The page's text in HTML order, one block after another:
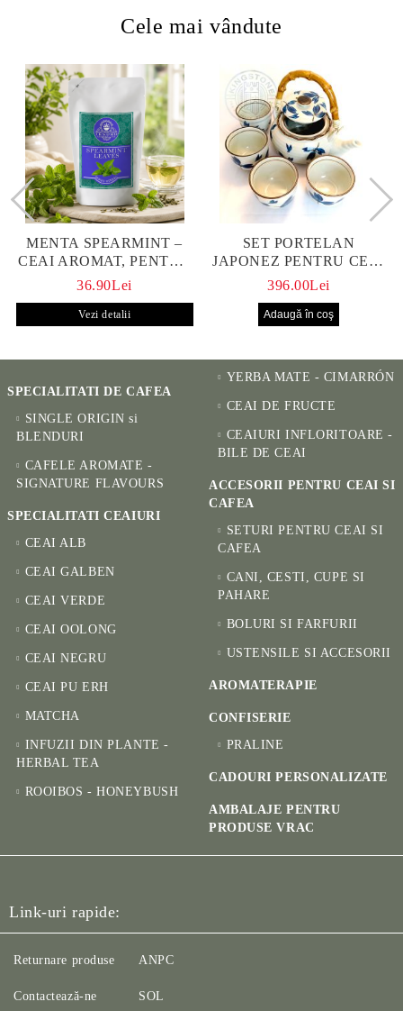
Cele mai vândute
MENTA SPEARMINT –
CEAI AROMAT, PENTRU
CALM ȘI BENEFIC
36.90Lei
Vezi detalii
SET PORTELAN
JAPONEZ PENTRU CEAI
HANAKO, CEAINIC SI 4
396.00Lei
SPECIALITATI DE CAFEA
SINGLE ORIGIN si
BLENDURI
CAFELE AROMATE -
SIGNATURE FLAVOURS
SPECIALITATI CEAIURI
CEAI ALB
CEAI GALBEN
CEAI VERDE
CEAI OOLONG
CEAI NEGRU
CEAI PU ERH
MATCHA
INFUZII DIN PLANTE -
HERBAL TEA
ROOIBOS - HONEYBUSH
YERBA MATE - CIMARRÓN
CEAI DE FRUCTE
CEAIURI INFLORITOARE -
BILE DE CEAI
ACCESORII PENTRU CEAI SI
CAFEA
SETURI PENTRU CEAI SI
CAFEA
CANI, CESTI, CUPE SI
PAHARE
BOLURI SI FARFURII
USTENSILE SI ACCESORII
AROMATERAPIE
CONFISERIE
PRALINE
CADOURI PERSONALIZATE
AMBALAJE PENTRU
PRODUSE VRAC
Link-uri rapide:
Returnare produse
Contactează-ne
ANPC
SOL